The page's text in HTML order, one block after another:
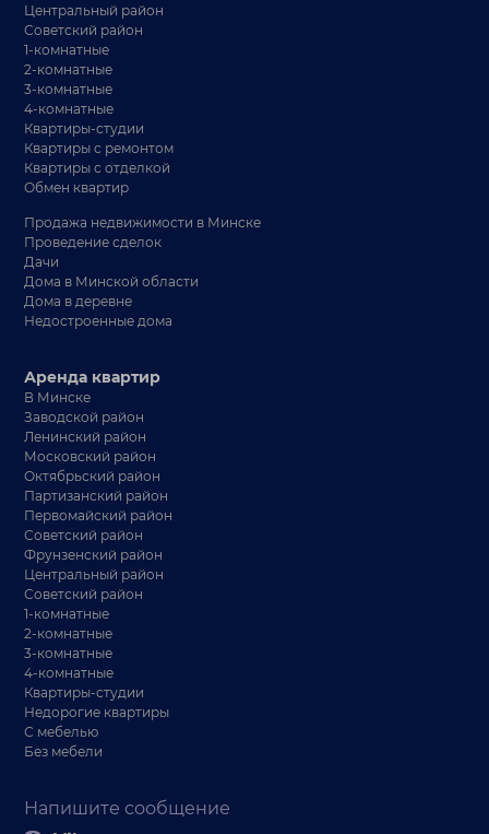
Центральный район
Советский район
1-комнатные
2-комнатные
3-комнатные
4-комнатные
Квартиры-студии
Квартиры с ремонтом
Квартиры с отделкой
Обмен квартир
Продажа недвижимости в Минске
Проведение сделок
Дачи
Дома в Минской области
Дома в деревне
Недостроенные дома
Напишите сообщение
Аренда квартир
В Минске
Заводской район
Ленинский район
Московский район
Октябрьский район
Партизанский район
Первомайский район
Советский район
Фрунзенский район
Центральный район
Советский район
1-комнатные
2-комнатные
3-комнатные
4-комнатные
Квартиры-студии
Недорогие квартиры
С мебелью
Без мебели